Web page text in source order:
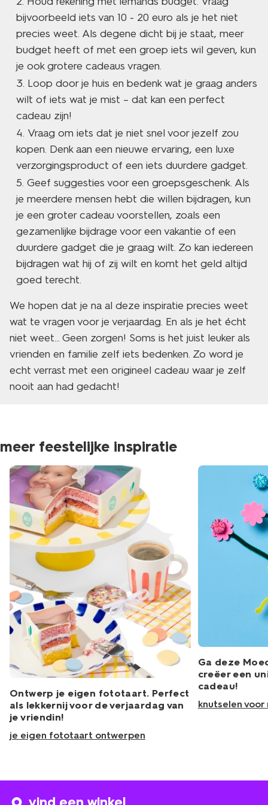
bijvoorbeeld iets van 10 - 20 euro als je het niet
precies weet. Als degene dicht bij je staat, meer
budget heeft of met een groep iets wil geven, kun
je ook grotere cadeaus vragen.
Loop door je huis en bedenk wat je graag anders
wilt of iets wat je mist – dat kan een perfect
cadeau zijn!
Vraag om iets dat je niet snel voor jezelf zou
kopen. Denk aan een nieuwe ervaring, een luxe
verzorgingsproduct of een iets duurdere gadget.
Geef suggesties voor een groepsgeschenk. Als
je meerdere mensen hebt die willen bijdragen, kun
je een groter cadeau voorstellen, zoals een
gezamenlijke bijdrage voor een vakantie of een
duurdere gadget die je graag wilt. Zo kan iedereen
bijdragen wat hij of zij wilt en komt het geld altijd
goed terecht.
We hopen dat je na al deze inspiratie precies weet
wat te vragen voor je verjaardag. En als je het écht
niet weet… Geen zorgen! Soms is het juist leuker als
vrienden en familie zelf iets bedenken. Zo word je
echt verrast met een origineel cadeau waar je zelf
nooit aan had gedacht!
meer feestelijke inspiratie
Ontwerp je eigen fototaart. Perfect
als lekkernij voor de verjaardag van
je vriendin!
je eigen fototaart ontwerpen
Ga deze
creëer een
cadeau!
knutselen